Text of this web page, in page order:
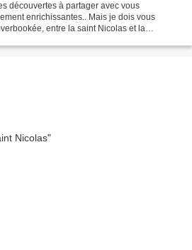
découvertes à partager avec vous
enrichissantes.. Mais je dois vous
entre la saint Nicolas et la